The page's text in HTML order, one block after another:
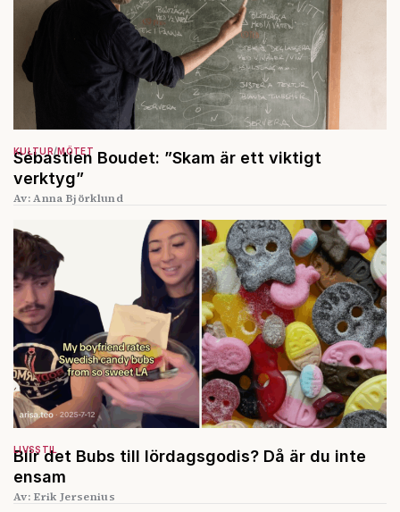
Sébastien Boudet: ”Skam är ett viktigt
verktyg”
KULTUR MÖTET
Av: Anna Björklund
Blir det Bubs till lördagsgodis? Då är du inte
ensam
LIVSSTIL
Av: Erik Jersenius